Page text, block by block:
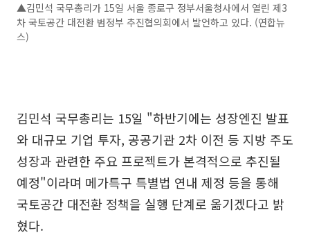
▲김민석 국무총리가 15일 서울 종로구 정부서울청사에서 열린 제3
차 국토공간 대전환 범정부 추진협의회에서 발언하고 있다. (연합뉴
스)
김민석 국무총리는 15일 "하반기에는 성장엔진 발표
와 대규모 기업 투자, 공공기관 2차 이전 등 지방 주도
성장과 관련한 주요 프로젝트가 본격적으로 추진될
예정"이라며 메가특구 특별법 연내 제정 등을 통해
국토공간 대전환 정책을 실행 단계로 옮기겠다고 밝
혔다.